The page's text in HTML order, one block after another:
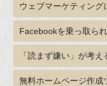
ウェブマーケティン
Facebookを乗っ取ら
「読まず嫌い」が考
無料ホームページ作成